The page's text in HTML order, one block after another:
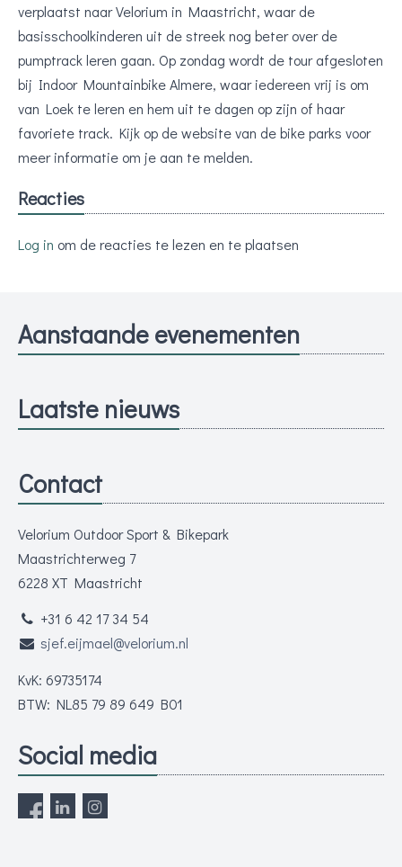
verplaatst naar Velorium in Maastricht, waar de
basisschoolkinderen uit de streek nog beter over de
pumptrack leren gaan. Op zondag wordt de tour afgesloten
bij Indoor Mountainbike Almere, waar iedereen vrij is om
van Loek te leren en hem uit te dagen op zijn of haar
favoriete track. Kijk op de website van de bike parks voor
meer informatie om je aan te melden.
Reacties
Log in om de reacties te lezen en te plaatsen
Aanstaande evenementen
Laatste nieuws
Contact
Velorium Outdoor Sport & Bikepark
Maastrichterweg 7
6228 XT Maastricht
+31 6 42 17 34 54
sjef.eijmael@velorium.nl
KvK: 69735174
BTW: NL85 79 89 649 B01
Social media